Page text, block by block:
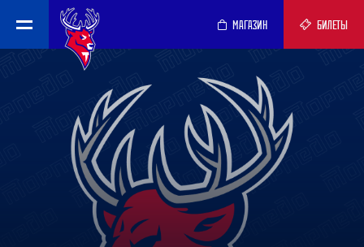
МАГАЗИН БИЛЕТЫ